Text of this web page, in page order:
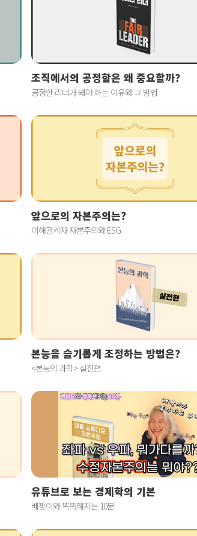
조직에서의 공정함은 왜 중요할까?
공정한 리더가 돼야 하는 이유와 그 방법
앞으로의 자본주의는?
이해관계자 자본주의와 ESG
본능을 슬기롭게 조정하는 방법은?
<본능의 과학> 실전편
유튜브로 보는 경제학의 기본
베짱이와 똑똑해지는 10분